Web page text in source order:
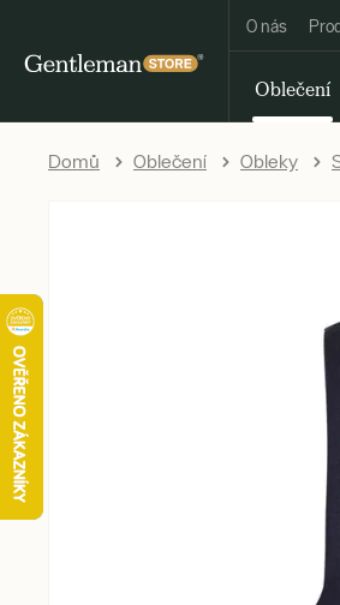
O nás
Oblečení
Domů Oblečení Obleky